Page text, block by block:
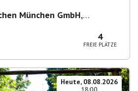
München GmbH,
4
FREIE PLÄTZE
Heute, 08.08.2026